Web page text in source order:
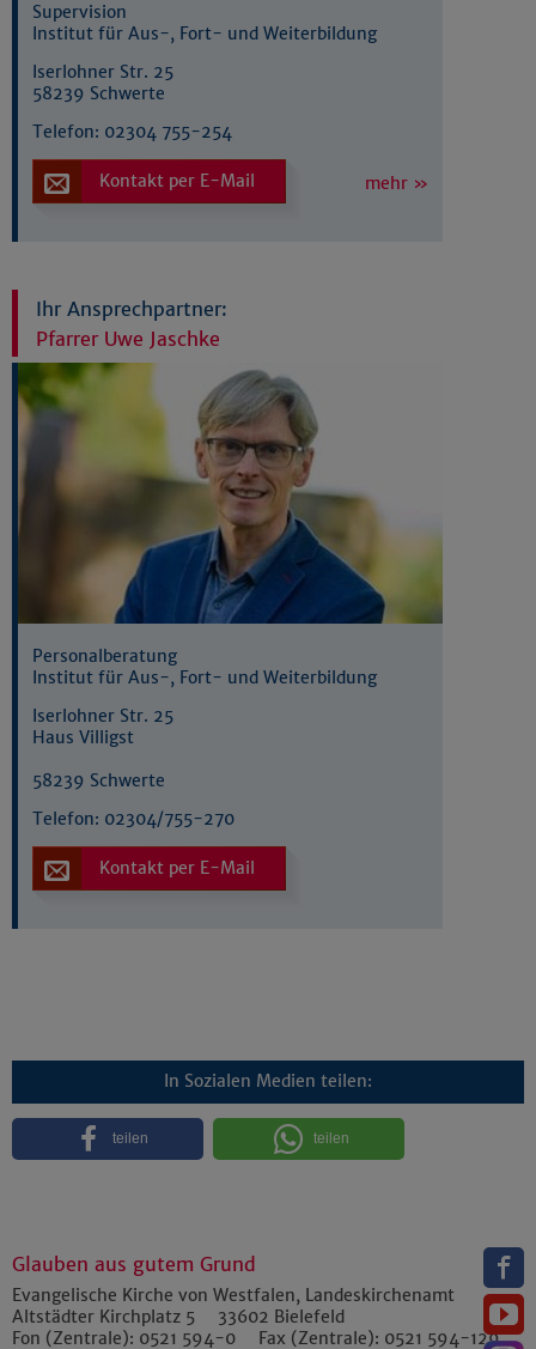
Supervision
Institut für Aus-, Fort- und Weiterbildung
Iserlohner Str. 25
58239 Schwerte
Telefon: 02304 755-254
Kontakt per E-Mail mehr »
Ihr Ansprechpartner:
Pfarrer Uwe Jaschke
Personalberatung
Institut für Aus-, Fort- und Weiterbildung
Iserlohner Str. 25
Haus Villigst
58239 Schwerte
Telefon: 02304/755-270
Kontakt per E-Mail
In Sozialen Medien teilen:
teilen teilen
Glauben aus gutem Grund
Evangelische Kirche von Westfalen, Landeskirchenamt
Altstädter Kirchplatz 5
33602 Bielefeld
Fon (Zentrale): 0521 594-0 Fax (Zentrale): 0521 594-129